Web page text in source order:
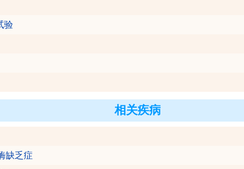
验
相关疾病
缺乏症